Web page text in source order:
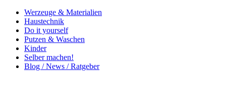
Werzeuge & Materialien
Haustechnik
Do it yourself
Putzen & Waschen
Kinder
Selber machen!
Blog / News / Ratgeber